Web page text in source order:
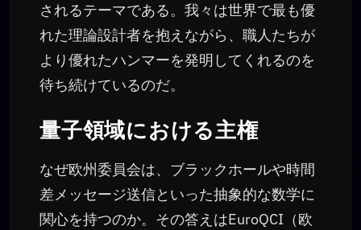
されるテーマである。我々は世界で最も優
れた理論設計者を抱えながら、職人たちが
より優れたハンマーを発明してくれるのを
待ち続けているのだ。
量子領域における主権
なぜ欧州委員会は、ブラックホールや時間
差メッセージ送信といった抽象的な数学に
関心を持つのか。その答えはEuroQCI（欧